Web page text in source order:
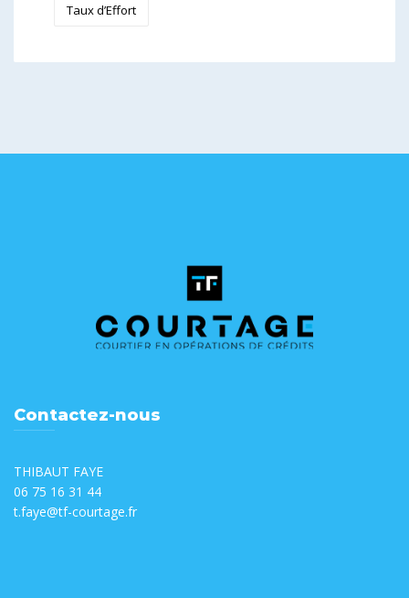
Taux d’Effort
Contactez-nous
THIBAUT FAYE
06 75 16 31 44
t.faye@tf-courtage.fr